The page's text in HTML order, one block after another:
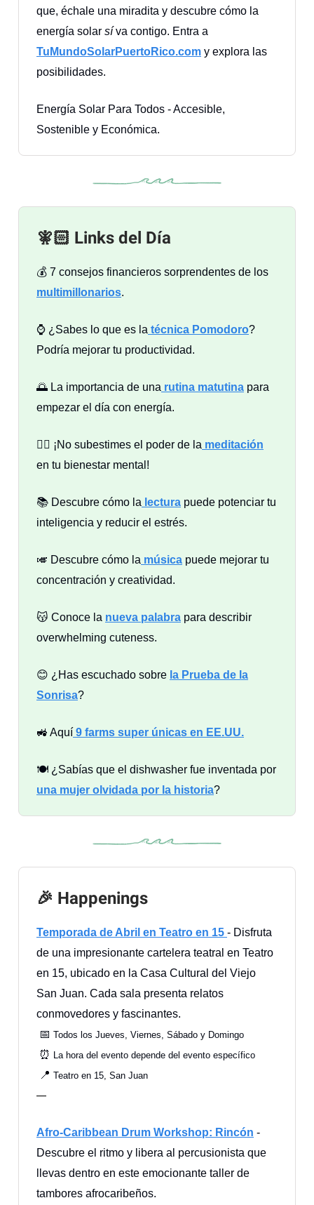
que, échale una miradita y descubre cómo la
energía solar síva contigo. Entra a
TuMundoSolarPuertoRico.com y explora las
posibilidades.
Energía Solar Para Todos - Accesible,
Sostenible y Económica.
🧚🏻 Links del Día
💰 7 consejos financieros sorprendentes de los
multimillonarios.
⌚ ¿Sabes lo que es la técnica Pomodoro?
Podría mejorar tu productividad.
🌅 La importancia de una rutina matutina para
empezar el día con energía.
🧘‍♀️ ¡No subestimes el poder de la meditación
en tu bienestar mental!
📚 Descubre cómo la lectura puede potenciar tu
inteligencia y reducir el estrés.
🎺 Descubre cómo la música puede mejorar tu
concentración y creatividad.
😽 Conoce la nueva palabra para describir
overwhelming cuteness.
😊 ¿Has escuchado sobre la Prueba de la
Sonrisa?
🚜 Aquí 9 farms super únicas en EE.UU.
🍽️ ¿Sabías que el dishwasher fue inventada por
una mujer olvidada por la historia?
🎉 Happenings
Temporada de Abril en Teatro en 15 - Disfruta
de una impresionante cartelera teatral en Teatro
en 15, ubicado en la Casa Cultural del Viejo
San Juan. Cada sala presenta relatos
conmovedores y fascinantes.
📅 Todos los Jueves, Viernes, Sábado y Domingo
⏰ La hora del evento depende del evento específico
📍 Teatro en 15, San Juan
—
Afro-Caribbean Drum Workshop: Rincón -
Descubre el ritmo y libera al percusionista que
llevas dentro en este emocionante taller de
tambores afrocaribeños.